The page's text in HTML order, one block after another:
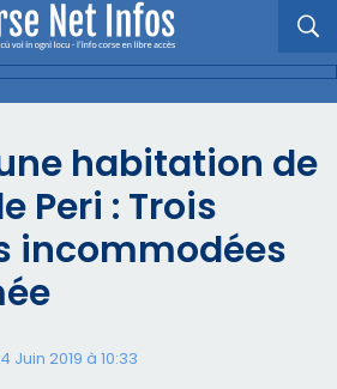
habitation de
Peri : Trois
incommodées
Juin 2019 à 10:33